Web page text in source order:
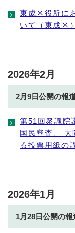
東成区役所に
いて（東成区）
2026年2月
2月9日公開の報
第51回衆議院
国民審査、 大
る投票用紙の
2026年1月
1月28日公開の